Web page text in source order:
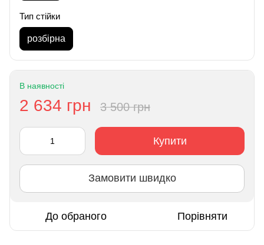
Тип стійки
розбірна
В наявності
2 634 грн 3 500 грн
Купити
Замовити швидко
До обраного Порівняти